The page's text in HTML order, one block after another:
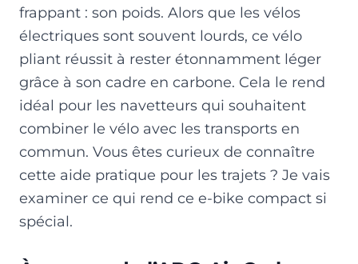
frappant : son poids. Alors que les vélos
électriques sont souvent lourds, ce vélo
pliant réussit à rester étonnamment léger
grâce à son cadre en carbone. Cela le rend
idéal pour les navetteurs qui souhaitent
combiner le vélo avec les transports en
commun. Vous êtes curieux de connaître
cette aide pratique pour les trajets ? Je vais
examiner ce qui rend ce e-bike compact si
spécial.